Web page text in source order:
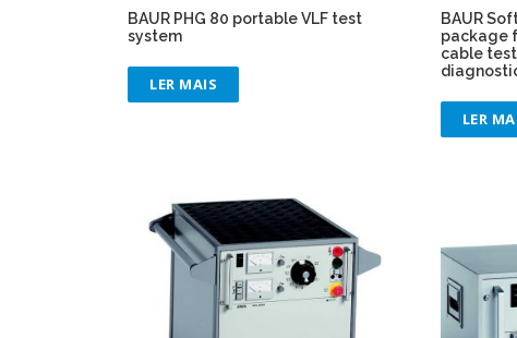
BAUR PHG 80 portable VLF test
system
LER MAIS
BAUR
package
cable
LER